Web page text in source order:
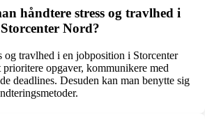
håndtere stress og travlhed i
Nord?
og travlhed i en jobposition i Storcenter
opgaver, kommunikere med
deadlines. Desuden kan man benytte sig